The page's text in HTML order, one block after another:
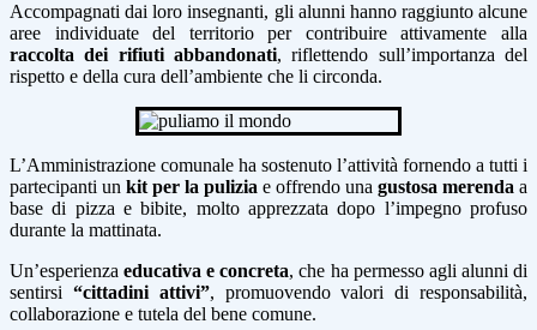
Accompagnati dai loro insegnanti, gli alunni hanno raggiunto alcune
aree individuate del territorio per contribuire attivamente alla
raccolta dei rifiuti abbandonati, riflettendo sull’importanza del
rispetto e della cura dell’ambiente che li circonda.
L’Amministrazione comunale ha sostenuto l’attività fornendo a tutti i
partecipanti un kit per la pulizia e offrendo una gustosa merenda a
base di pizza e bibite, molto apprezzata dopo l’impegno profuso
durante la mattinata.
Un’esperienzaeducativa e concreta, che ha permesso agli alunni di
sentirsi “cittadini attivi”, promuovendo valori di responsabilità,
collaborazione e tutela del bene comune.